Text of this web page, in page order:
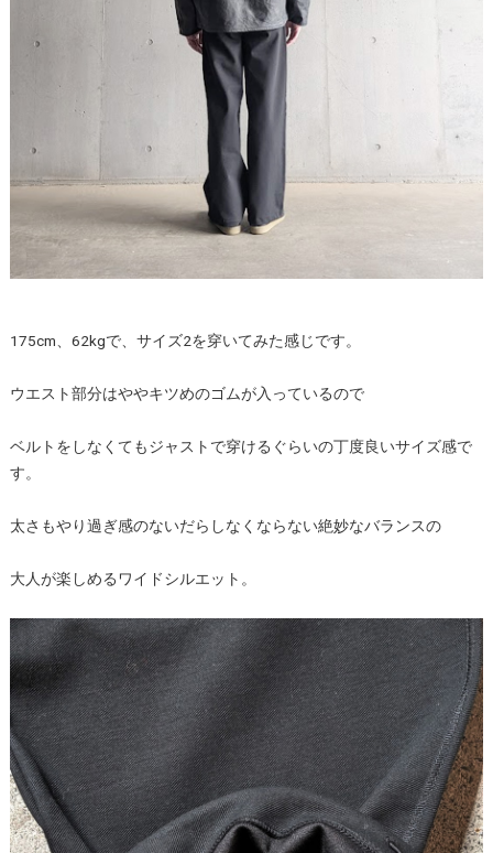
175cm、62kgで、サイズ2を穿いてみた感じです。
ウエスト部分はややキツめのゴムが入っているので
ベルトをしなくてもジャストで穿けるぐらいの丁度良いサイズ感で
す。
太さもやり過ぎ感のないだらしなくならない絶妙なバランスの
大人が楽しめるワイドシルエット。